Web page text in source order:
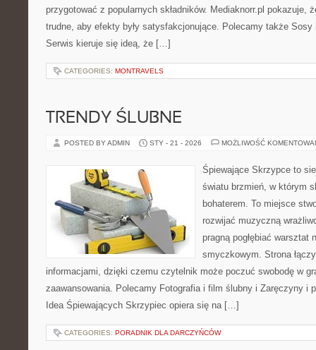
przygotować z popularnych składników. Mediaknorr.pl pokazuje,
trudne, aby efekty były satysfakcjonujące. Polecamy także
Serwis kieruje się ideą, że […]
CATEGORIES: MONTRAVELS
TRENDY ŚLUBNE
POSTED BY ADMIN STY - 21 - 2026 MOŻLIWOŚĆ
Śpiewające Skrzypce to
światu brzmień, w którym
bohaterem. To miejsce
rozwijać muzyczną
pragną pogłębiać warsztat
smyczkowym. Strona
informacjami, dzięki czemu czytelnik może poczuć swobodę w
zaawansowania. Polecamy Fotografia i film ślubny i Zaręczyny i
Idea Śpiewających Skrzypiec opiera się na […]
CATEGORIES: PORADNIK DLA DARCZYŃCÓW